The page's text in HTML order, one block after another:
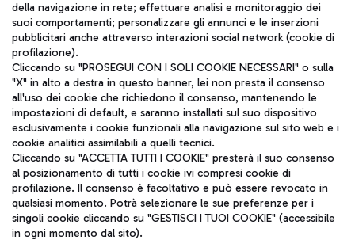
ITA
Aeroporti di Roma S.p.A. - Società soggetta a direzione e
coordinamento di Mundys S.p.A.
Codice fiscale e Registro delle Imprese di Roma 13032990155 P.
IVA 06572251004
Capitale sociale 62.224.743,00 int. vers.
Sede legale: Via Pier Paolo Racchetti 1 - 00054 Fiumicino (RM)
telefono +39 06 65951
della navigazione in rete; effettuare analisi e monitoraggio dei
suoi comportamenti; personalizzare gli annunci e le inserzioni
pubblicitari anche attraverso interazioni social network (cookie di
profilazione).
Cliccando su "PROSEGUI CON I SOLI COOKIE NECESSARI" o sulla
"X" in alto a destra in questo banner, lei non presta il consenso
all'uso dei cookie che richiedono il consenso, mantenendo le
impostazioni di default, e saranno installati sul suo dispositivo
esclusivamente i cookie funzionali alla navigazione sul sito web e i
cookie analitici assimilabili a quelli tecnici.
Cliccando su "ACCETTA TUTTI I COOKIE" presterà il suo consenso
al posizionamento di tutti i cookie ivi compresi cookie di
profilazione. Il consenso è facoltativo e può essere revocato in
qualsiasi momento. Potrà selezionare le sue preferenze per i
singoli cookie cliccando su "GESTISCI I TUOI COOKIE" (accessibile
in ogni momento dal sito).